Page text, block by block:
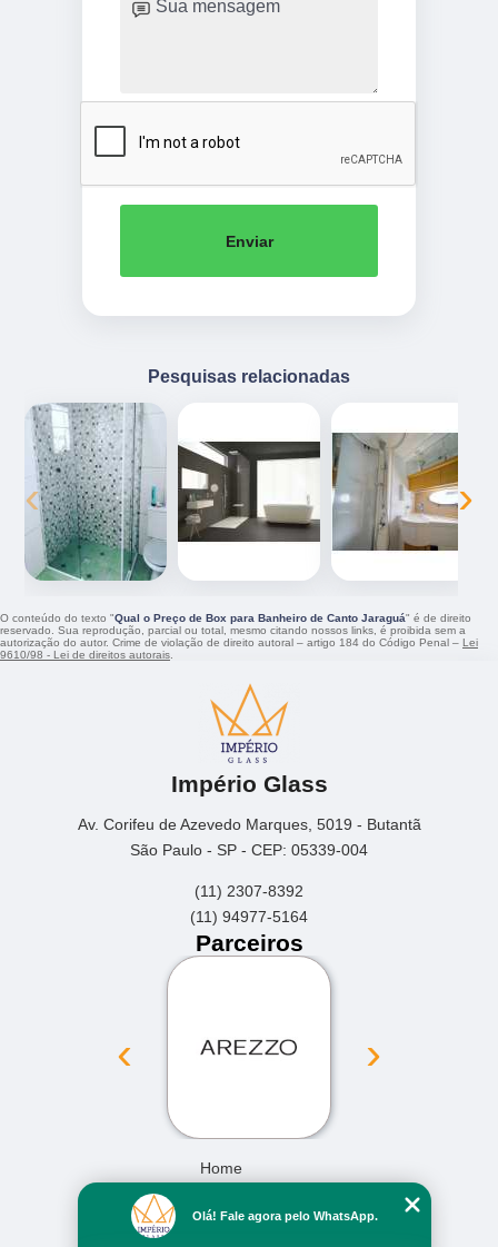
Enviar
Pesquisas relacionadas
‹ ›
O conteúdo do texto "Qual o Preço de Box para Banheiro de Canto Jaraguá" é de direito
reservado. Sua reprodução, parcial ou total, mesmo citando nossos links, é proibida sem a
autorização do autor. Crime de violação de direito autoral – artigo 184 do Código Penal – Lei
9610/98 - Lei de direitos autorais.
Império Glass
Av. Corifeu de Azevedo Marques, 5019 - Butantã
São Paulo - SP - CEP: 05339-004
(11) 2307-8392
(11) 94977-5164
Parceiros
‹ ›
Home
Missão
Olá! Fale agora pelo WhatsApp.